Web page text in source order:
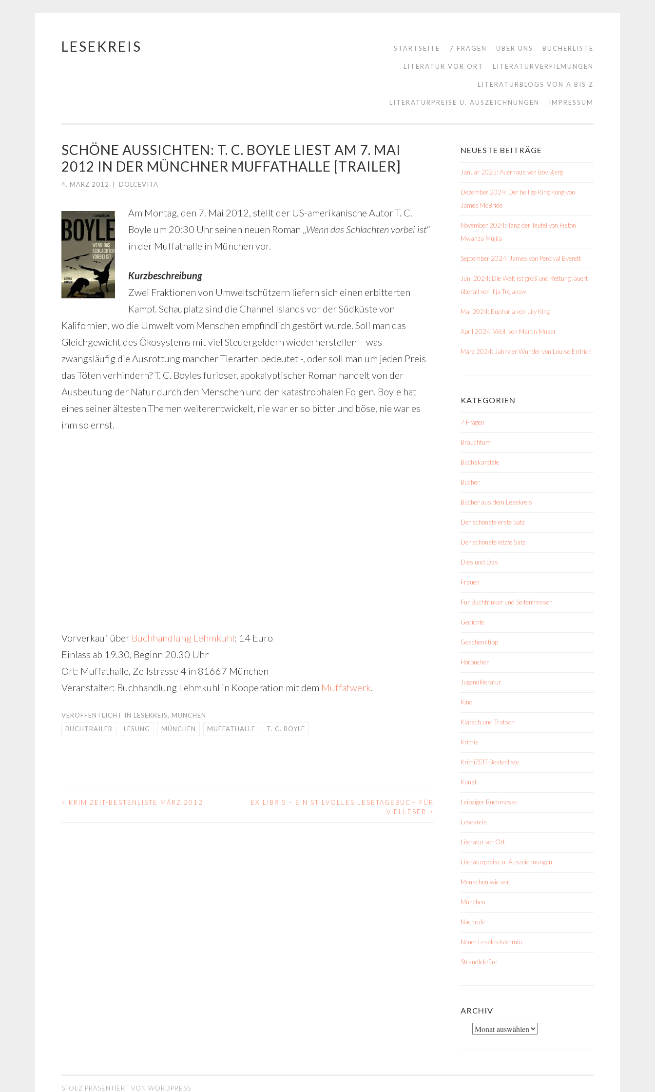
Springe
LESEKREIS STARTSEITE 7 FRAGEN ÜBER UNS BÜCHERLISTE
LITERATUR VOR ORT LITERATURVERFILMUNGEN
LITERATURBLOGS VON A BIS Z
LITERATURPREISE U. AUSZEICHNUNGEN IMPRESSUM
SCHÖNE AUSSICHTEN: T. C. BOYLE LIEST AM 7. MAI
2012 IN DER MÜNCHNER MUFFATHALLE [TRAILER]
4. MÄRZ 2012 DOLCEVITA
Am Montag, den 7. Mai 2012, stellt der US-amerikanische Autor T. C.
Boyle um 20:30 Uhr seinen neuen Roman „Wenn das Schlachten vorbei ist“
in der Muffathalle in München vor.
Kurzbeschreibung
Zwei Fraktionen von Umweltschützern liefern sich einen erbitterten
Kampf. Schauplatz sind die Channel Islands vor der Südküste von
Kalifornien, wo die Umwelt vom Menschen empfindlich gestört wurde. Soll man das
Gleichgewicht des Ökosystems mit viel Steuergeldern wiederherstellen – was
zwangsläufig die Ausrottung mancher Tierarten bedeutet -, oder soll man um jeden Preis
das Töten verhindern? T. C. Boyles furioser, apokalyptischer Roman handelt von der
Ausbeutung der Natur durch den Menschen und den katastrophalen Folgen. Boyle hat
eines seiner ältesten Themen weiterentwickelt, nie war er so bitter und böse, nie war es
ihm so ernst.
Vorverkauf über Buchhandlung Lehmkuhl: 14 Euro
Einlass ab 19.30, Beginn 20.30 Uhr
Ort: Muffathalle, Zellstrasse 4 in 81667 München
Veranstalter: Buchhandlung Lehmkuhl in Kooperation mit dem Muffatwerk.
VERÖFFENTLICHT IN LESEKREIS, MÜNCHEN
BUCHTRAILER
LESUNG MÜNCHEN MUFFATHALLE T. C. BOYLE
BEITRAGS-
< KRIMIZEIT-BESTENLISTE MÄRZ 2012
EX LIBRIS – EIN STILVOLLES LESETAGEBUCH FÜR
VIELLESER >
NEUESTE BEITRÄGE
Januar 2025: Auerhaus von Bov Bjerg
Dezember 2024: Der heilige King Kong von
James McBride
November 2024: Tanz der Teufel von Fiston
Mwanza Mujila
September 2024: James von Percival Everett
Juni 2024: Die Welt ist groß und Rettung lauert
überall von Ilija Trojanow
Mai 2024: Euphoria von Lily King
April 2024: Weil. von Martin Muser
März 2024: Jahr der Wunder von Louise Erdrich
KATEGORIEN
7 Fragen
Brauchtum
Buchskandale
Bücher
Bücher aus dem Lesekreis
Der schönste erste Satz
Der schönste letzte Satz
Dies und Das
Frauen
Für Buchtrinker und Seitenfresser
Gedichte
Geschenktipp
Hörbücher
Jugendliteratur
Kino
Klatsch und Tratsch
Krimis
KrimiZEIT-Bestenliste
Kunst
Leipziger Buchmesse
Lesekreis
Literatur vor Ort
Literaturpreise u. Auszeichnungen
Menschen wie wir
München
Nachrufe
Neuer Lesekreistermin
Strandlektüre
ARCHIV
Archiv
STOLZ PRÄSENTIERT VON WORDPRESS